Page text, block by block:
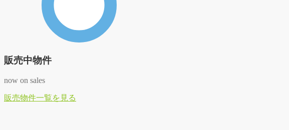
販売中物件
now on sales
販売物件一覧を 見る